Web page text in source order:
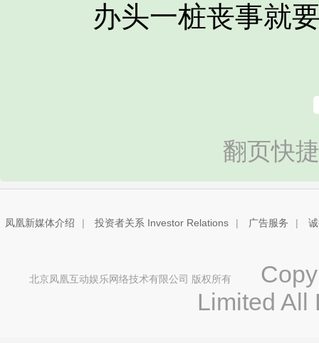
办头一桩丧事就要
翻页快
凤凰新媒体介绍 | 投资者关系 Investor Relations | 广告服务 |
北京凤凰互动娱乐网络技术有限公司 版权所有
Limited All